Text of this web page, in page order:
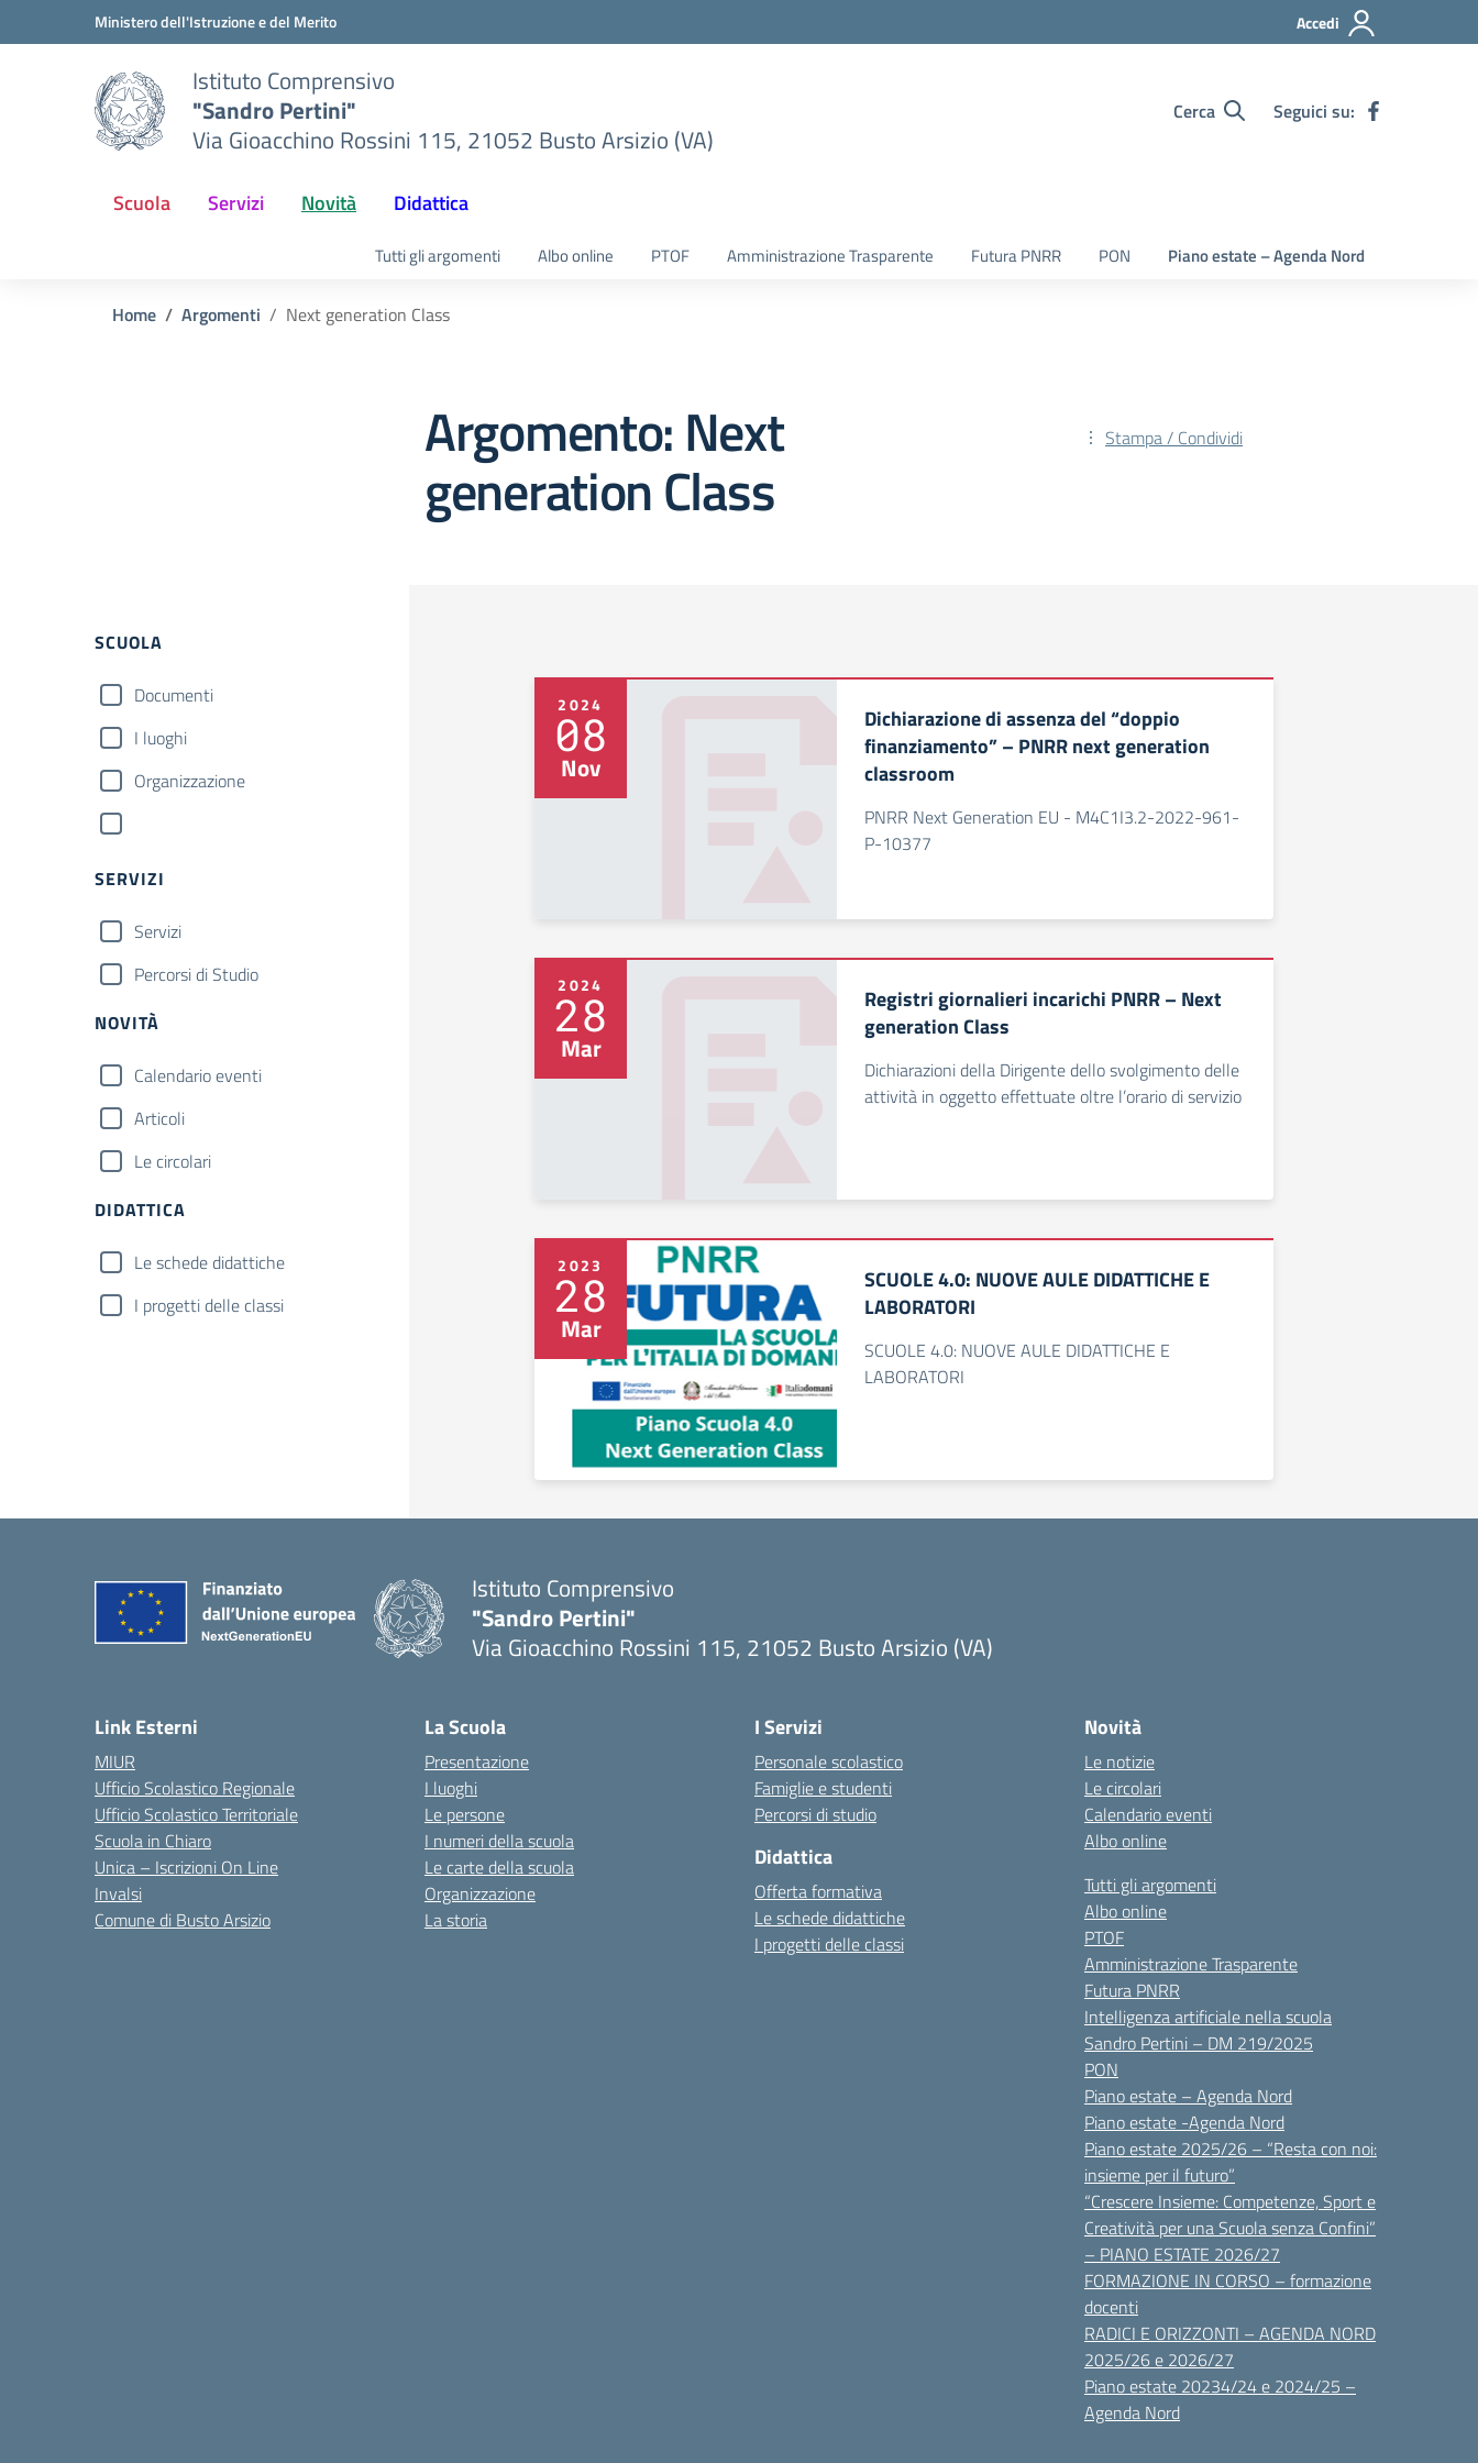
Vai ai contenuti
Vai al menu di navigazioneMinistero dell'Istruzione e del Merito Accedi
Istituto Comprensivo
"Sandro Pertini"
Via Gioacchino Rossini 115, 21052 Busto Arsizio (VA)
Cerca Seguici su:
Scuola Servizi Novità Didattica
Tutti gli argomenti Albo online PTOF Amministrazione Trasparente Futura PNRR PON Piano estate – Agenda Nord
Home Argomenti Next generation Class
Argomento: Next
generation Class
Stampa / Condividi
SCUOLA
Documenti
I luoghi
Organizzazione
SERVIZI
Servizi
Percorsi di Studio
NOVITÀ
Calendario eventi
Articoli
Le circolari
DIDATTICA
Le schede didattiche
I progetti delle classi
2024
08
Nov
Dichiarazione di assenza del “doppio
finanziamento” – PNRR next generation
classroom
PNRR Next Generation EU - M4C1I3.2-2022-961-
P-10377
2024
28
Mar
Registri giornalieri incarichi PNRR – Next
generation Class
Dichiarazioni della Dirigente dello svolgimento delle
attività in oggetto effettuate oltre l’orario di servizio
2023
28
Mar
SCUOLE 4.0: NUOVE AULE DIDATTICHE E
LABORATORI
SCUOLE 4.0: NUOVE AULE DIDATTICHE E
LABORATORI
Istituto Comprensivo
"Sandro Pertini"
Via Gioacchino Rossini 115, 21052 Busto Arsizio (VA)
Link Esterni
MIUR
Ufficio Scolastico Regionale
Ufficio Scolastico Territoriale
Scuola in Chiaro
Unica – Iscrizioni On Line
Invalsi
Comune di Busto Arsizio
La Scuola
Presentazione
I luoghi
Le persone
I numeri della scuola
Le carte della scuola
Organizzazione
La storia
I Servizi
Personale scolastico
Famiglie e studenti
Percorsi di studio
Didattica
Offerta formativa
Le schede didattiche
I progetti delle classi
Novità
Le notizie
Le circolari
Calendario eventi
Albo online
Tutti gli argomenti
Albo online
PTOF
Amministrazione Trasparente
Futura PNRR
Intelligenza artificiale nella scuola
Sandro Pertini – DM 219/2025
PON
Piano estate – Agenda Nord
Piano estate -Agenda Nord
Piano estate 2025/26 – “Resta con noi:
insieme per il futuro”
“Crescere Insieme: Competenze, Sport e
Creatività per una Scuola senza Confini”
– PIANO ESTATE 2026/27
FORMAZIONE IN CORSO – formazione
docenti
RADICI E ORIZZONTI – AGENDA NORD
2025/26 e 2026/27
Piano estate 20234/24 e 2024/25 –
Agenda Nord